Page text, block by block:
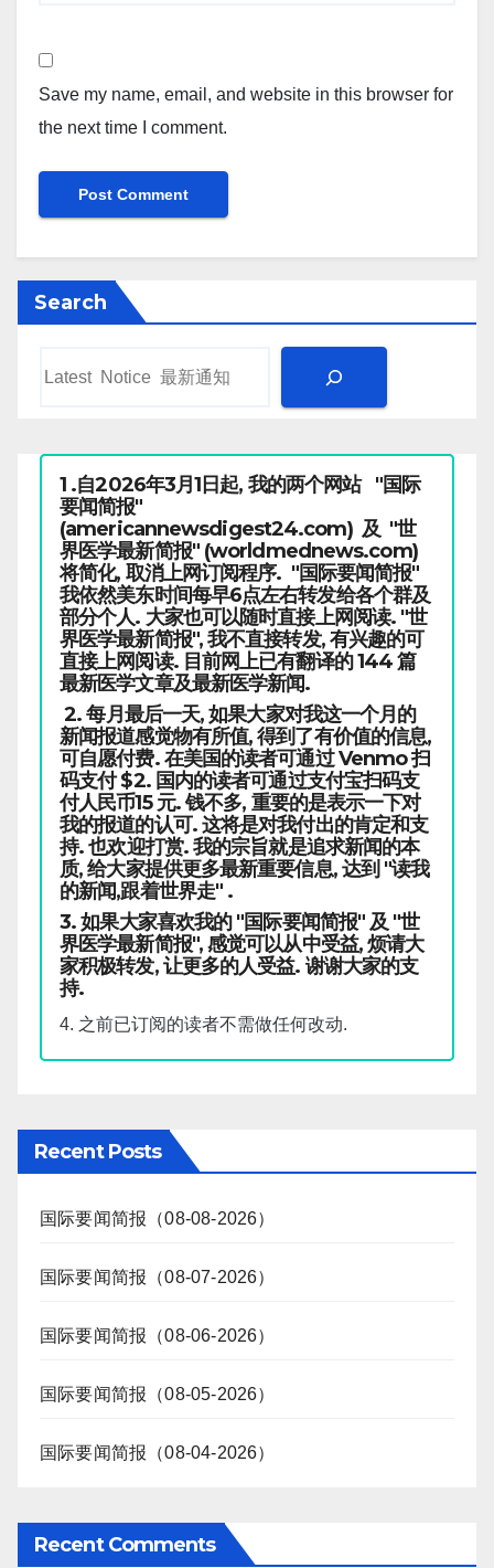
Save my name, email, and website in this browser for
the next time I comment.
Search
1 .自2026年3月1日起, 我的两个网站 "国际
要闻简报"
(americannewsdigest24.com) 及 "世
界医学最新简报" (worldmednews.com)
将简化, 取消上网订阅程序. "国际要闻简报"
我依然美东时间每早6点左右转发给各个群及
部分个人. 大家也可以随时直接上网阅读. "世
界医学最新简报", 我不直接转发, 有兴趣的可
直接上网阅读. 目前网上已有翻译的 144 篇
最新医学文章及最新医学新闻.
2. 每月最后一天, 如果大家对我这一个月的
新闻报道感觉物有所值, 得到了有价值的信息,
可自愿付费. 在美国的读者可通过 Venmo 扫
码支付 $2. 国内的读者可通过支付宝扫码支
付人民币15 元. 钱不多, 重要的是表示一下对
我的报道的认可. 这将是对我付出的肯定和支
持. 也欢迎打赏. 我的宗旨就是追求新闻的本
质, 给大家提供更多最新重要信息, 达到 "读我
的新闻,跟着世界走" .
3. 如果大家喜欢我的 "国际要闻简报" 及 "世
界医学最新简报", 感觉可以从中受益, 烦请大
家积极转发, 让更多的人受益. 谢谢大家的支
持.
4. 之前已订阅的读者不需做任何改动.
Recent Posts
国际要闻简报（08-08-2026）
国际要闻简报（08-07-2026）
国际要闻简报（08-06-2026）
国际要闻简报（08-05-2026）
国际要闻简报（08-04-2026）
Recent Comments